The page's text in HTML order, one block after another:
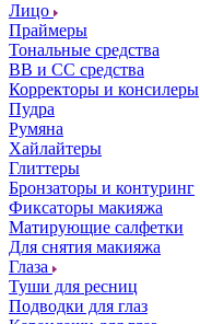
Лицо
Праймеры
Тональные средства
ВВ и СС средства
Корректоры и консилеры
Пудра
Румяна
Хайлайтеры
Глиттеры
Бронзаторы и контуринг
Фиксаторы макияжа
Матирующие салфетки
Для снятия макияжа
Глаза
Туши для ресниц
Подводки для глаз